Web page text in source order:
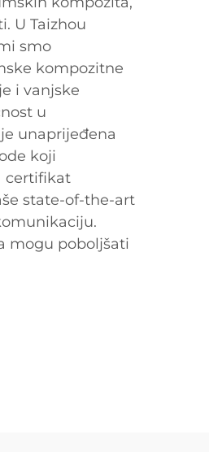
U Taizhou
smo
kompozitne
i vanjske
u
unaprijeđena
koji
certifikat
state-of-the-art
mogu poboljšati